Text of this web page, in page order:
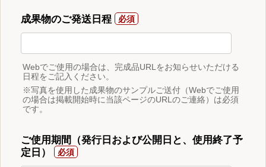
成果物のご発送日程
Webでご使用の場合は、完成品URLをお知らせいただける
日程をご記入ください。
※写真を使用した成果物のサンプルご送付（Webでご使用
の場合は掲載開始時に当該ページのURLのご連絡）は必須
です。
ご使用期間（発行日および公開日と、使用終了予
定日）